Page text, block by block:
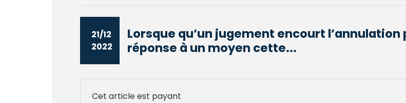
21/12
2022
Lorsque qu’un jugement encourt l’annulation
réponse à un moyen cette...
Cet article est payant